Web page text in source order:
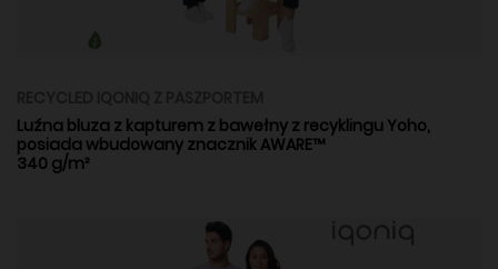
Luźna bluza z kapturem z bawełny z recyklingu Yoho,
posiada wbudowany znacznik AWARE™
340 g/m²